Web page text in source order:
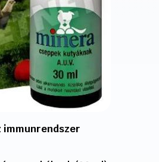
immunrendszer